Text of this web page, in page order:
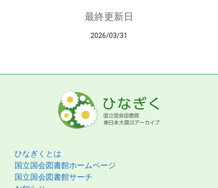
最終更新日
2026/03/31
ひなぎくとは
国立国会図書館ホームページ
国立国会図書館サーチ